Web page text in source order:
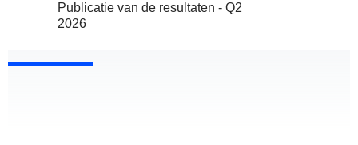
Publicatie van de resultaten - Q2
2026